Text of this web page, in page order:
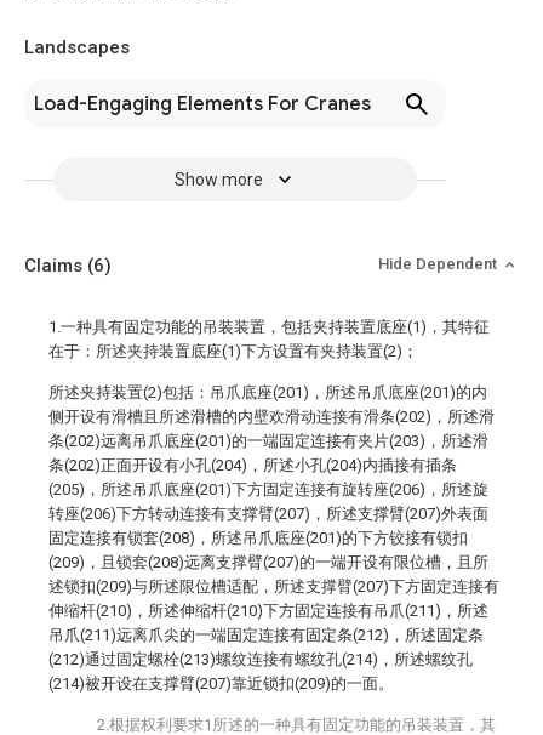
Landscapes
Load-Engaging Elements For Cranes
Show more
Claims (6) Hide Dependent
1.一种具有固定功能的吊装装置，包括夹持装置底座(1)，其特征
在于：所述夹持装置底座(1)下方设置有夹持装置(2)；
所述夹持装置(2)包括：吊爪底座(201)，所述吊爪底座(201)的内
侧开设有滑槽且所述滑槽的内壁欢滑动连接有滑条(202)，所述滑
条(202)远离吊爪底座(201)的一端固定连接有夹片(203)，所述滑
条(202)正面开设有小孔(204)，所述小孔(204)内插接有插条
(205)，所述吊爪底座(201)下方固定连接有旋转座(206)，所述旋
转座(206)下方转动连接有支撑臂(207)，所述支撑臂(207)外表面
固定连接有锁套(208)，所述吊爪底座(201)的下方铰接有锁扣
(209)，且锁套(208)远离支撑臂(207)的一端开设有限位槽，且所
述锁扣(209)与所述限位槽适配，所述支撑臂(207)下方固定连接有
伸缩杆(210)，所述伸缩杆(210)下方固定连接有吊爪(211)，所述
吊爪(211)远离爪尖的一端固定连接有固定条(212)，所述固定条
(212)通过固定螺栓(213)螺纹连接有螺纹孔(214)，所述螺纹孔
(214)被开设在支撑臂(207)靠近锁扣(209)的一面。
2.根据权利要求1所述的一种具有固定功能的吊装装置，其